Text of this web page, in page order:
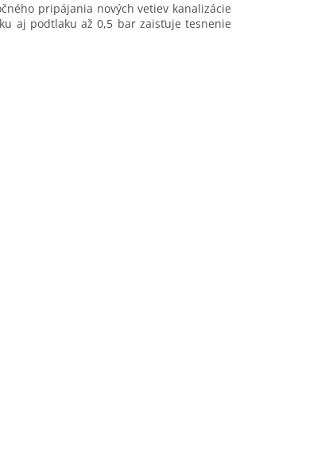
pripájania nových vetiev kanalizácie
aj podtlaku až 0,5 bar zaisťuje tesnenie